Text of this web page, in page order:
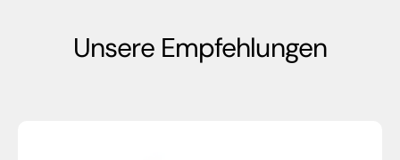
Unsere Empfehlungen